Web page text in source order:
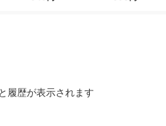
履歴が表示されます